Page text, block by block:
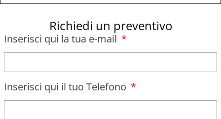
Richiedi un preventivo
Inserisci qui la tua e-mail
Inserisci qui il tuo Telefono